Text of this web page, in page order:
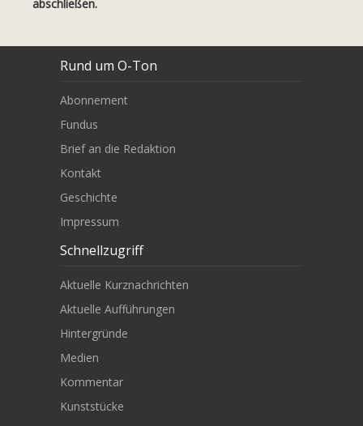
abschließen.
Rund um O-Ton
Abonnement
Fundus
Brief an die Redaktion
Kontakt
Geschichte
Impressum
Schnellzugriff
Aktuelle Kurznachrichten
Aktuelle Aufführungen
Hintergründe
Medien
Kommentar
Kunststücke